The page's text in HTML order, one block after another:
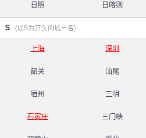
日照 日喀则
S (以S为开头的城市名)
上海 深圳
韶关 汕尾
宿州 三明
石家庄 三门峡